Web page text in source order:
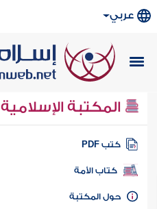
عربي
المكتبة الإسلامية
كتب PDF
كتاب الأمة